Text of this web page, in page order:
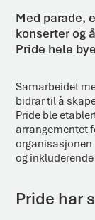
Med parade,
konserter og
Pride hele
Samarbeidet
bidrar til å
Pride ble
arrangementet
organisasjonen
og
Pride har